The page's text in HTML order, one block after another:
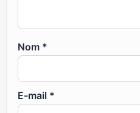
Nom *
E-mail *